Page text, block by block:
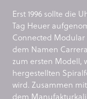
Erst 1996 sollte die
Tag Heuer
Connected
dem Namen
zum ersten Modell,
hergestellten
wird. Zusammen
dem